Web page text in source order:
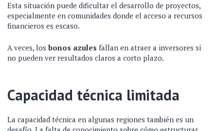
Esta situación puede dificultar el desarrollo de proyectos,
especialmente en comunidades donde el acceso a recursos
financieros es escaso.
A veces, los bonos azules fallan en atraer a inversores si
no pueden ver resultados claros a corto plazo.
Capacidad técnica limitada
La capacidad técnica en algunas regiones también es un